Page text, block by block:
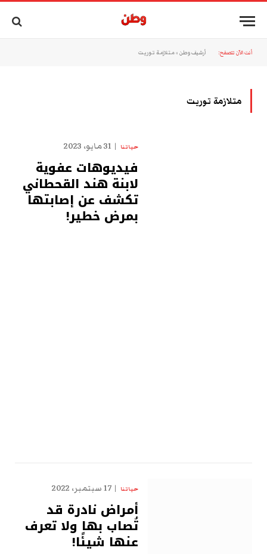
أنت الآن تتصفح: أرشيف وطن »متلازمة توريت
متلازمة توريت
حياتنا 31 مايو، 2023
فيديوهات عفوية
لابنة هند القحطاني
تكشف عن إصابتها
بمرض خطير!
حياتنا 17 سبتمبر، 2022
أمراض نادرة قد
تُصاب بها ولا تعرف
عنها شيئًا!